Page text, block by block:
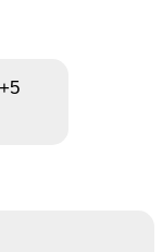
+5